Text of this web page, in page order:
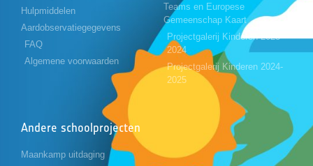
Hulpmiddelen
Aardobservatiegegevens
FAQ
Algemene voorwaarden
Teams en Europese
Gemeenschap Kaart
Projectgalerij Kinderen 2023-
2024
Projectgalerij Kinderen 2024-
2025
Andere schoolprojecten
Maankamp uitdaging